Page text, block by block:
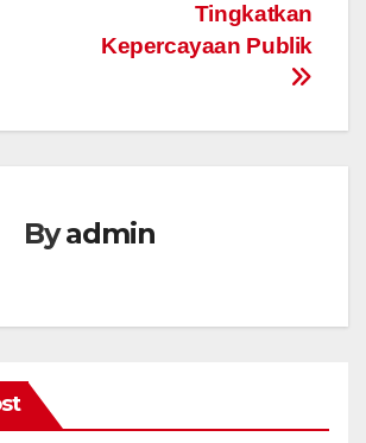
Tingkatkan
Kepercayaan Publik
Byadmin